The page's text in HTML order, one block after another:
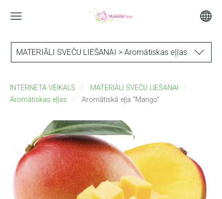
MATERIĀLI SVEČU LIEŠANAI > Aromātiskas eļļas
INTERNETA VEIKALS
MATERIĀLI SVEČU LIEŠANAI
Aromātiskas eļļas
Aromātiskā eļļa “Mango”